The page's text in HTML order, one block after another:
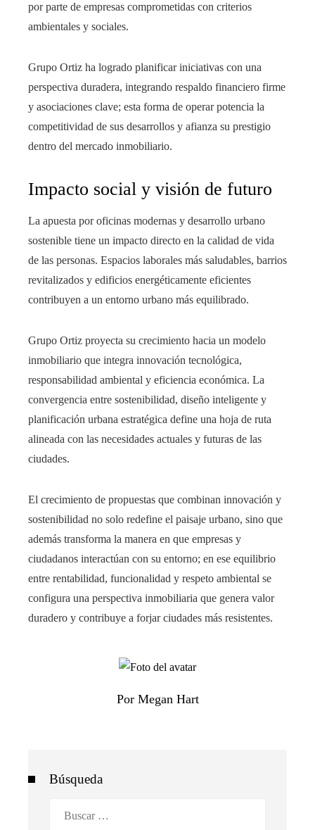
por parte de empresas comprometidas con criterios
ambientales y sociales.
Grupo Ortiz ha logrado planificar iniciativas con una
perspectiva duradera, integrando respaldo financiero firme
y asociaciones clave; esta forma de operar potencia la
competitividad de sus desarrollos y afianza su prestigio
dentro del mercado inmobiliario.
Impacto social y visión de futuro
La apuesta por oficinas modernas y desarrollo urbano
sostenible tiene un impacto directo en la calidad de vida
de las personas. Espacios laborales más saludables, barrios
revitalizados y edificios energéticamente eficientes
contribuyen a un entorno urbano más equilibrado.
Grupo Ortiz proyecta su crecimiento hacia un modelo
inmobiliario que integra innovación tecnológica,
responsabilidad ambiental y eficiencia económica. La
convergencia entre sostenibilidad, diseño inteligente y
planificación urbana estratégica define una hoja de ruta
alineada con las necesidades actuales y futuras de las
ciudades.
El crecimiento de propuestas que combinan innovación y
sostenibilidad no solo redefine el paisaje urbano, sino que
además transforma la manera en que empresas y
ciudadanos interactúan con su entorno; en ese equilibrio
entre rentabilidad, funcionalidad y respeto ambiental se
configura una perspectiva inmobiliaria que genera valor
duradero y contribuye a forjar ciudades más resistentes.
Por Megan Hart
Búsqueda